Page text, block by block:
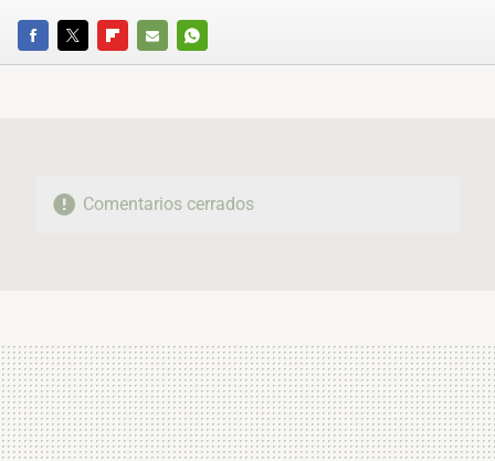
FACEBOOKTWITTERFLIPBOARD
E-
WHATSAPP
Comentarios cerrados